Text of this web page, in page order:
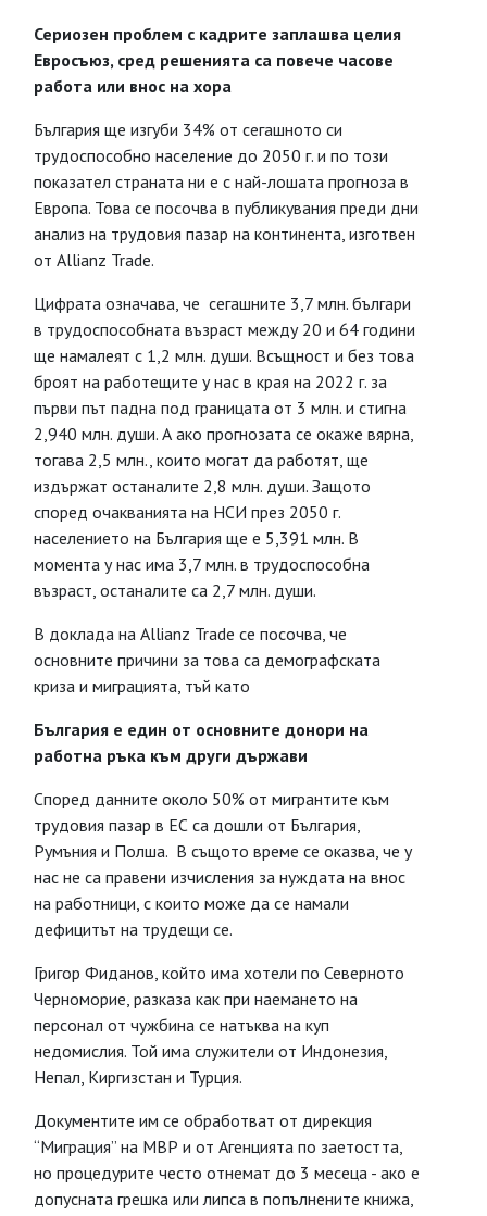
Сериозен проблем с кадрите заплашва целия
Евросъюз, сред решенията са повече часове
работа или внос на хора
България ще изгуби 34% от сегашното си
трудоспособно население до 2050 г. и по този
показател страната ни е с най-лошата прогноза в
Европа. Това се посочва в публикувания преди дни
анализ на трудовия пазар на континента, изготвен
от Allianz Trade.
Цифрата означава, че сегашните 3,7 млн. българи
в трудоспособната възраст между 20 и 64 години
ще намалеят с 1,2 млн. души. Всъщност и без това
броят на работещите у нас в края на 2022 г. за
първи път падна под границата от 3 млн. и стигна
2,940 млн. души. А ако прогнозата се окаже вярна,
тогава 2,5 млн., които могат да работят, ще
издържат останалите 2,8 млн. души. Защото
според очакванията на НСИ през 2050 г.
населението на България ще е 5,391 млн. В
момента у нас има 3,7 млн. в трудоспособна
възраст, останалите са 2,7 млн. души.
В доклада на Allianz Trade се посочва, че
основните причини за това са демографската
криза и миграцията, тъй като
България е един от основните донори на
работна ръка към други държави
Според данните около 50% от мигрантите към
трудовия пазар в EС са дошли от България,
Румъния и Полша. В същото време се оказва, че у
нас не са правени изчисления за нуждата на внос
на работници, с които може да се намали
дефицитът на трудещи се.
Григор Фиданов, който има хотели по Северното
Черноморие, разказа как при наемането на
персонал от чужбина се натъква на куп
недомислия. Той има служители от Индонезия,
Непал, Киргизстан и Турция.
Документите им се обработват от дирекция
“Миграция” на МВР и от Агенцията по заетостта,
но процедурите често отнемат до 3 месеца - ако е
допусната грешка или липса в попълнените книжа,